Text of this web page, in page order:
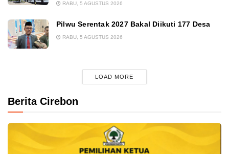
RABU, 5 AGUSTUS 2026
Pilwu Serentak 2027 Bakal Diikuti 177 Desa
RABU, 5 AGUSTUS 2026
LOAD MORE
Berita Cirebon